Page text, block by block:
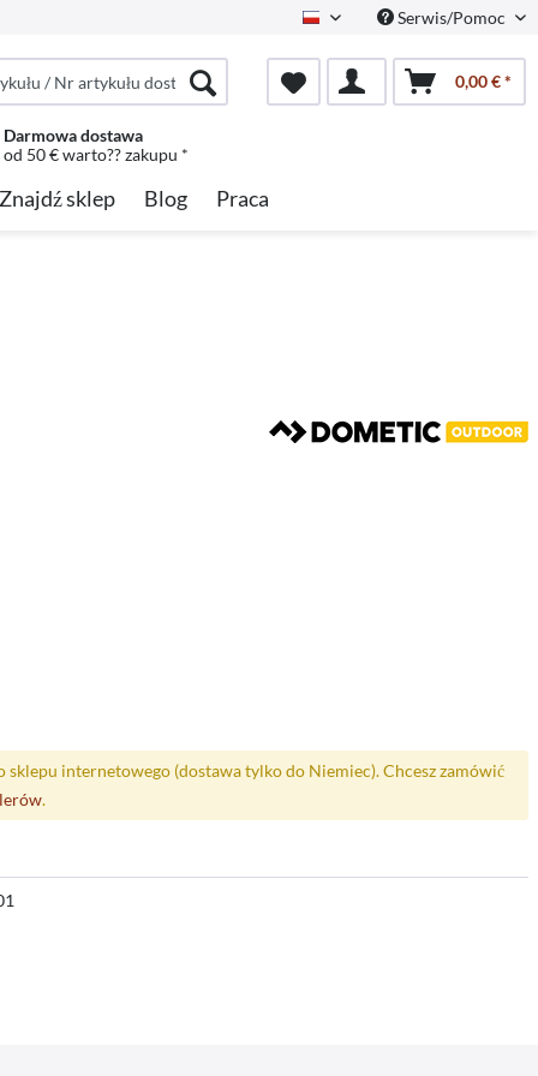
Polish Serwis/Pomoc
0,00 € *
Darmowa dostawa
od 50 € warto?? zakupu *
Znajdź sklep Blog Praca
sklepu internetowego (dostawa tylko do Niemiec). Chcesz zamówić
.